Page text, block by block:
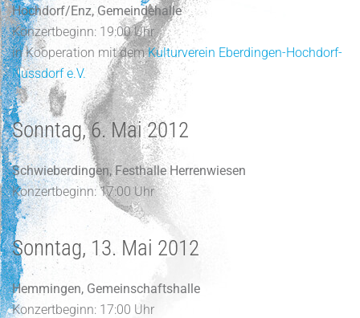
Hochdorf/Enz, Gemeindehalle
Konzertbeginn: 19:00 Uhr
in Kooperation mit demKulturverein Eberdingen-Hochdorf-
Nussdorf e.V.
Sonntag, 6. Mai 2012
Schwieberdingen, Festhalle Herrenwiesen
Konzertbeginn: 17:00 Uhr
Sonntag, 13. Mai 2012
Hemmingen, Gemeinschaftshalle
Konzertbeginn: 17:00 Uhr